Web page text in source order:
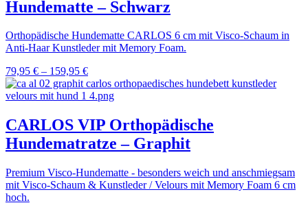
Hundematte – Schwarz
Orthopädische Hundematte CARLOS 6 cm mit Visco-Schaum in
Anti-Haar Kunstleder mit Memory Foam.
79,95 € – 159,95 €
CARLOS VIP Orthopädische
Hundematratze – Graphit
Premium Visco-Hundematte - besonders weich und anschmiegsam
mit Visco-Schaum & Kunstleder / Velours mit Memory Foam 6 cm
hoch.